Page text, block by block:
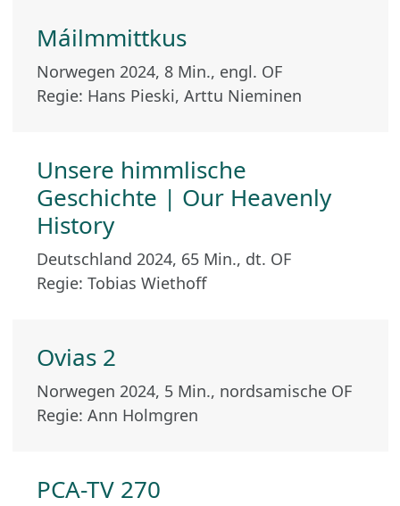
Máilmmittkus
Norwegen 2024, 8 Min., engl. OF
Regie: Hans Pieski, Arttu Nieminen
Unsere himmlische
Geschichte | Our Heavenly
History
Deutschland 2024, 65 Min., dt. OF
Regie: Tobias Wiethoff
Ovias 2
Norwegen 2024, 5 Min., nordsamische OF
Regie: Ann Holmgren
PCA-TV 270